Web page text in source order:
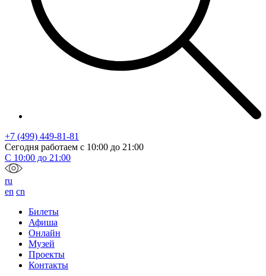
+7 (499) 449-81-81
Сегодня работаем с 10:00 до 21:00
С 10:00 до 21:00
ru
en cn
Билеты
Афиша
Онлайн
Музей
Проекты
Контакты